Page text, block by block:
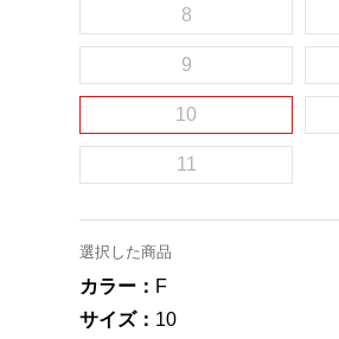
8
9
10
11
選択した商品
カラー： F
サイズ： 10